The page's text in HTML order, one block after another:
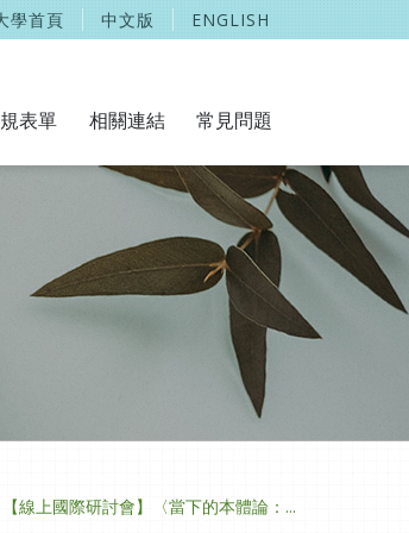
學首頁 中文版 ENGLISH
表單 相關連結 常見問題
【線上國際研討會】〈當下的本體論：...